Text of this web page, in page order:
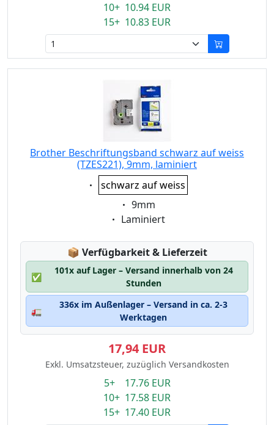
10+ 10.94 EUR
15+ 10.83 EUR
Brother Beschriftungsband schwarz auf weiss
(TZES221), 9mm, laminiert
Eigenschaft:
schwarz auf weiss
Eigenschaft:
9mm
Eigenschaft:
Laminiert
📦 Lagerstatus:
Verfügbarkeit & Lieferzeit
✅
101x auf Lager – Versand innerhalb von 24
Stunden
🚛
336x im Außenlager – Versand in ca. 2-3
Werktagen
17,94 EUR
Exkl. Umsatzsteuer, zuzüglich Versandkosten
5+ 17.76 EUR
10+ 17.58 EUR
15+ 17.40 EUR